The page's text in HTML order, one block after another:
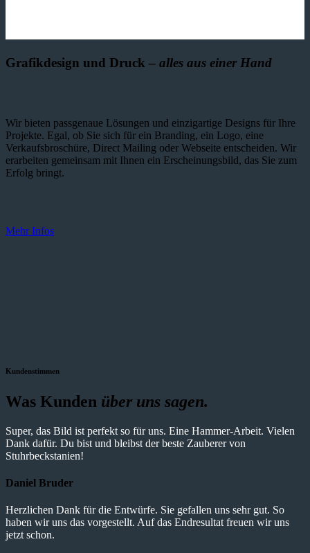
Grafikdesign und Druck – alles aus einer Hand
Wir bieten passgenaue Lösungen und einzig­artige Designs für Ihre
Projekte. Egal, ob Sie sich für ein Branding, ein Logo, eine
Verkaufsbroschüre, Direct Mailing oder Webseite entscheiden. Wir
erarbeiten gemeinsam mit Ihnen ein Erscheinungsbild, das Sie zum
Erfolg bringt.
Mehr Infos
Kundenstimmen
Was Kunden über uns sagen.
Super, das Bild ist perfekt so für uns. Eine Hammer-Arbeit. Vielen
Dank dafür. Du bist und bleibst der beste Zauberer von
Stuhrbeckstanien!
Daniel Bruder
Herzlichen Dank für die Entwürfe. Sie gefallen uns sehr gut. So
haben wir uns das vorgestellt. Auf das Endresultat freuen wir uns
jetzt schon.